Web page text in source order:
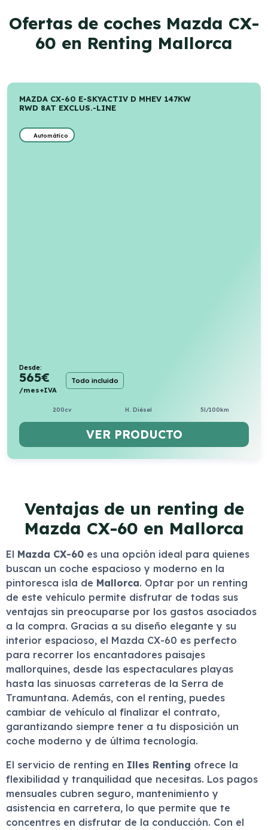
Ofertas de coches Mazda CX-
60 en Renting Mallorca
MAZDA CX-60 E-SKYACTIV D MHEV 147KW
RWD 8AT EXCLUS.-LINE
Automático
Desde:
565€
/mes+IVA
Todo incluido
200cv H. Diésel 5l/100km
VER PRODUCTO
Ventajas de un renting de
Mazda CX-60 en Mallorca
El Mazda CX-60 es una opción ideal para quienes
buscan un coche espacioso y moderno en la
pintoresca isla de Mallorca. Optar por un renting
de este vehículo permite disfrutar de todas sus
ventajas sin preocuparse por los gastos asociados
a la compra. Gracias a su diseño elegante y su
interior espacioso, el Mazda CX-60 es perfecto
para recorrer los encantadores paisajes
mallorquines, desde las espectaculares playas
hasta las sinuosas carreteras de la Serra de
Tramuntana. Además, con el renting, puedes
cambiar de vehículo al finalizar el contrato,
garantizando siempre tener a tu disposición un
coche moderno y de última tecnología.
El servicio de renting en Illes Renting ofrece la
flexibilidad y tranquilidad que necesitas. Los pagos
mensuales cubren seguro, mantenimiento y
asistencia en carretera, lo que permite que te
concentres en disfrutar de la conducción. Con el